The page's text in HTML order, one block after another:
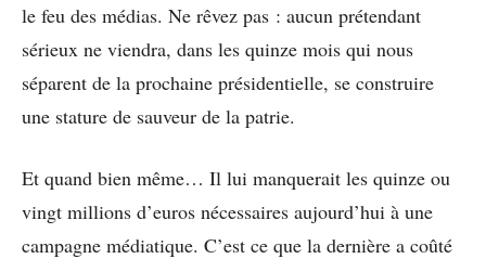
le feu des médias. Ne rêvez pas : aucun prétendant
sérieux ne viendra, dans les quinze mois qui nous
séparent de la prochaine présidentielle, se construire
une stature de sauveur de la patrie.
Et quand bien même… Il lui manquerait les quinze ou
vingt millions d’euros nécessaires aujourd’hui à une
campagne médiatique. C’est ce que la dernière a coûté